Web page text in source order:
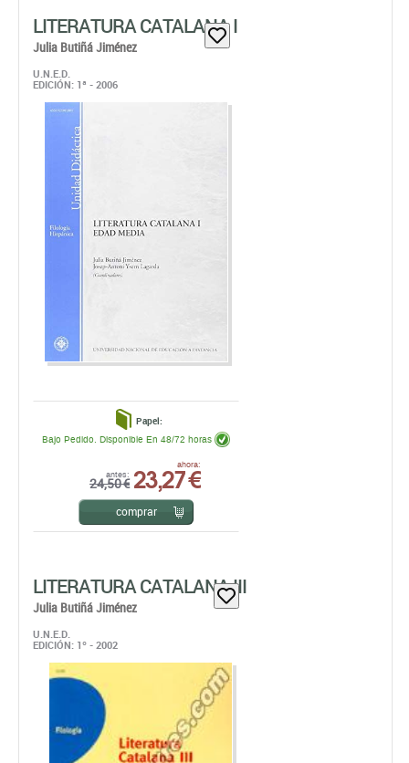
LITERATURA CATALANA I
Julia Butiñá Jiménez
U.N.E.D.
EDICIÓN: 1ª - 2006
Papel:
antes:
24,50 €
ahora:
23,27 €
Bajo Pedido. Disponible En 48/72 horas
comprar
LITERATURA CATALANA III
Julia Butiñá Jiménez
U.N.E.D.
EDICIÓN: 1º - 2002